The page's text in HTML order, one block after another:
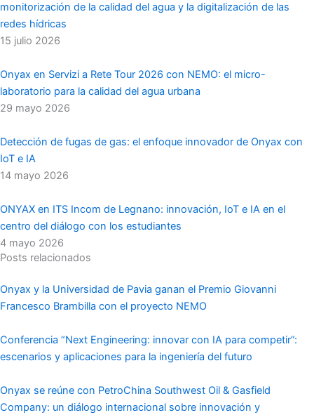
monitorización de la calidad del agua y la digitalización de las
redes hídricas
15 julio 2026
Onyax en Servizi a Rete Tour 2026 con NEMO: el micro-
laboratorio para la calidad del agua urbana
29 mayo 2026
Detección de fugas de gas: el enfoque innovador de Onyax con
IoT e IA
14 mayo 2026
ONYAX en ITS Incom de Legnano: innovación, IoT e IA en el
centro del diálogo con los estudiantes
4 mayo 2026
Posts relacionados
Onyax y la Universidad de Pavia ganan el Premio Giovanni
Francesco Brambilla con el proyecto NEMO
Conferencia “Next Engineering: innovar con IA para competir”:
escenarios y aplicaciones para la ingeniería del futuro
Onyax se reúne con PetroChina Southwest Oil & Gasfield
Company: un diálogo internacional sobre innovación y